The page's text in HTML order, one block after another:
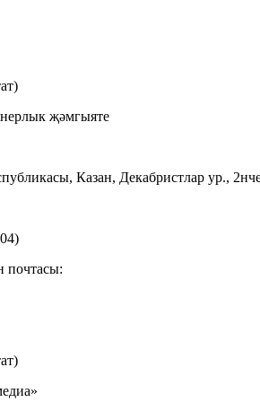
җәмгыяте
Казан, Декабристлар ур.,
почтасы: